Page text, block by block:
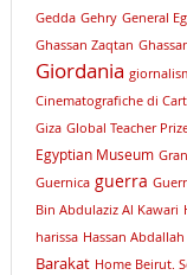
Gedda Gehry General
Ghassan Zaqtan
Giordania
Cinematografiche di
Giza Global Teacher
Egyptian Museum
Guernica guerra
Bin Abdulaziz Al Kawari
harissa Hassan Abdallah
Barakat Home Beirut.